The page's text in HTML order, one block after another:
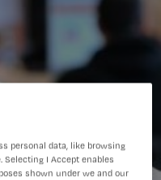
personal data, like browsing
I Accept enables
shown under we and our